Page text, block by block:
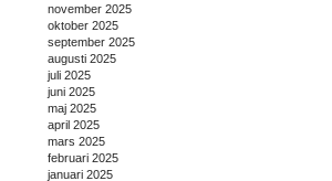
november 2025
oktober 2025
september 2025
augusti 2025
juli 2025
juni 2025
maj 2025
april 2025
mars 2025
februari 2025
januari 2025